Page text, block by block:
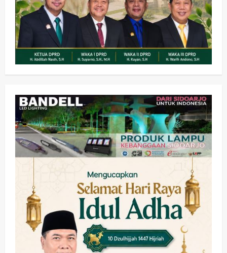
2
PWI dan Sapma PP Sidoarjo
Memanaskan Mesin Menuju Piala
Soccer
wartanusa 5 Agustus 2026
Ekonomi Hiburan Pemerintahan
HOT NEWS: Ribuan Warga Wage
Tumplek Blek di Bazar Rakyat Jalan
Jambu, Borong Kuliner UMKM Sambil
Nonton Jaranan!
wartanusa 4 Agustus 2026
Keagamaan Pemerintahan
Pemkab Sidoarjo & Muhammadiyah
Sinergi Permudah Perizinan, Wakaf,
hingga Hibah